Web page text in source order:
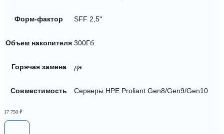
Форм-фактор SFF 2,5"
Объем накопителя 300Гб
Горячая замена да
Совместимость Серверы HPE Proliant Gen8/Gen9/Gen10
17 750 ₽